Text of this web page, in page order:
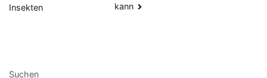
Insekten
kann
Suchen